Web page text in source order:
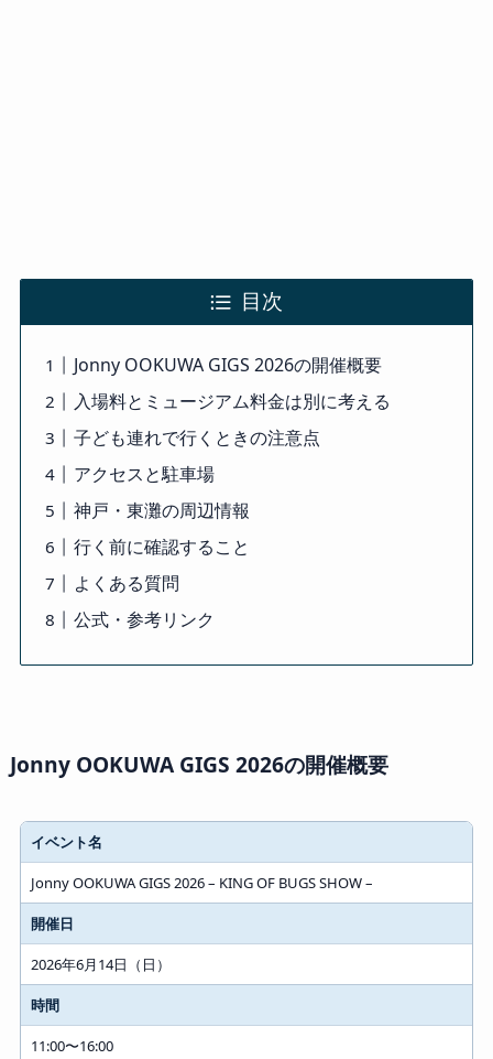
目次
Jonny OOKUWA GIGS 2026の開催概要
入場料とミュージアム料金は別に考える
子ども連れで行くときの注意点
アクセスと駐車場
神戸・東灘の周辺情報
行く前に確認すること
よくある質問
公式・参考リンク
Jonny OOKUWA GIGS 2026の開催概要
イベント名
Jonny OOKUWA GIGS 2026 – KING OF BUGS SHOW –
開催日
2026年6月14日（日）
時間
11:00〜16:00